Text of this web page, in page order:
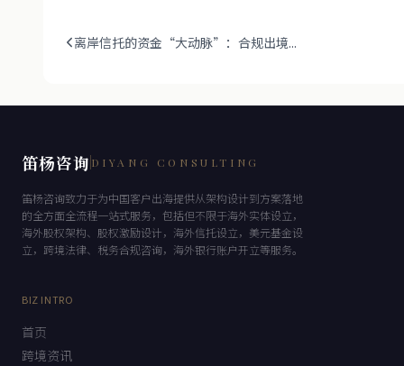
离岸信托的资金“大动脉”：合规出境...
笛杨咨询 DIYANG CONSULTING
笛杨咨询致力于为中国客户出海提供从架构设计到方案落地
的全方面全流程一站式服务，包括但不限于海外实体设立，
海外股权架构、股权激励设计，海外信托设立，美元基金设
立，跨境法律、税务合规咨询，海外银行账户开立等服务。
BIZ INTRO
首页
跨境资讯